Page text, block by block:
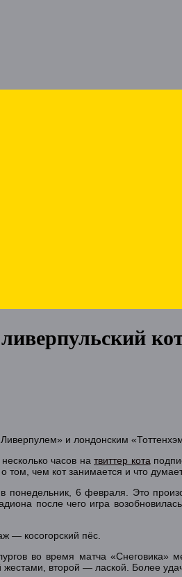
и лондонским
часов на твиттер кота
том, чем кот занимается и что
6 февраля. Это
после чего игра
— косогорский пёс.
во время матча «Снеговика»
второй — лаской. Более